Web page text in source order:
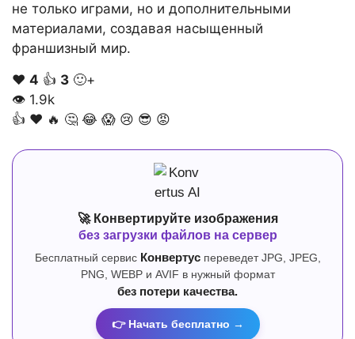
не только играми, но и дополнительными
материалами, создавая насыщенный
франшизный мир.
❤️ 4 👍 3 🙂+
👁 1.9k
👍 ❤️ 🔥 🤔 😂 😱 😢 😎 😡
🚀 Конвертируйте изображения
без загрузки файлов на сервер
Бесплатный сервис Конвертуспереведет JPG, JPEG,
PNG, WEBP и AVIF в нужный формат
без потери качества.
👉 Начать бесплатно →